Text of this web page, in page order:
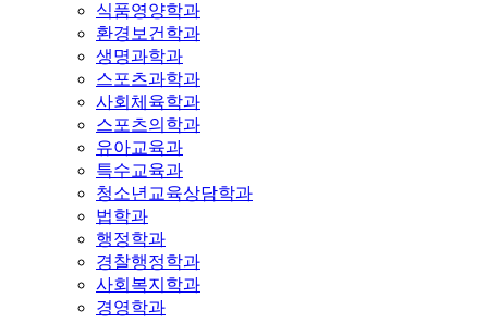
식품영양학과
환경보건학과
생명과학과
스포츠과학과
사회체육학과
스포츠의학과
유아교육과
특수교육과
청소년교육상담학과
법학과
행정학과
경찰행정학과
사회복지학과
경영학과